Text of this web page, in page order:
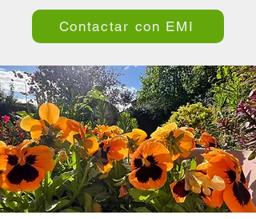
Contactar con EMI